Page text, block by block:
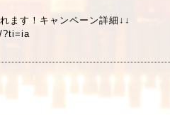
ます！キャンペーン詳細↓↓
?ti=ia